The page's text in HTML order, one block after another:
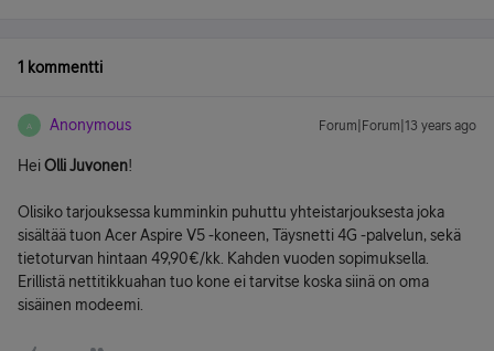
1 kommentti
A Anonymous Forum|Forum|13 years ago
HeiOlli Juvonen!
Olisiko tarjouksessa kumminkin puhuttu yhteistarjouksesta joka
sisältää tuon Acer Aspire V5 -koneen, Täysnetti 4G -palvelun, sekä
tietoturvan hintaan 49,90€/kk. Kahden vuoden sopimuksella.
Erillistä nettitikkuahan tuo kone ei tarvitse koska siinä on oma
sisäinen modeemi.